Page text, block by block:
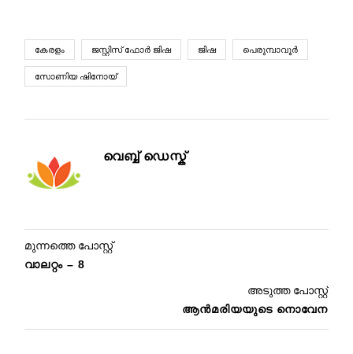
കേരളം ജസ്റ്റിസ് ഫോര്‍ ജിഷ ജിഷ പെരുമ്പാവൂര്‍
സോണിയ ഷിനോയ്
വെബ്ബ് ഡെസ്ക്
മുന്നത്തെ പോസ്റ്റ്
വാലറ്റം – 8
അടുത്ത പോസ്റ്റ്
ആന്‍മരിയയുടെ നൊവേന